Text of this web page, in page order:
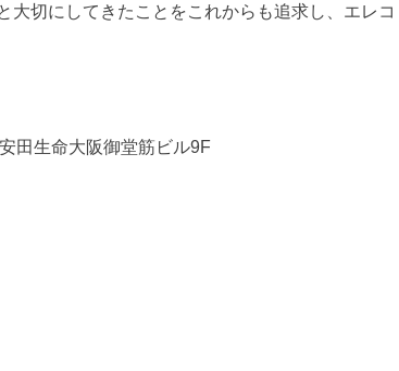
切にしてきたことをこれからも追求し、エレコ
田生命大阪御堂筋ビル9F